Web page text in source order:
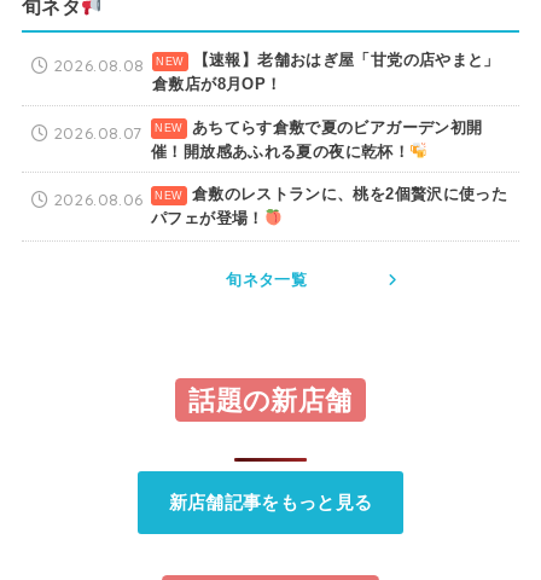
旬ネタ
【速報】老舗おはぎ屋「甘党の店やまと」
倉敷店が8月OP！
2026.08.08
あちてらす倉敷で夏のビアガーデン初開
催！開放感あふれる夏の夜に乾杯！
2026.08.07
倉敷のレストランに、桃を2個贅沢に使った
パフェが登場！
2026.08.06
旬ネタ一覧
話題の新店舗
新店舗記事をもっと見る